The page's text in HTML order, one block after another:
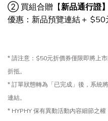
② 買組合贈【新品通行證】
優惠：新品預覽連結＋ $50
* 請注意：$50元折價券僅限即將上
折抵。
* 訂單狀態轉為「已完成」後，系統
連結。
* HYPHY 保有異動活動內容細節之權